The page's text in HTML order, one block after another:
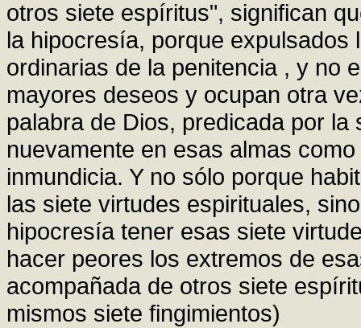
otros siete espíritus", significan
la hipocresía, porque
ordinarias de la penitencia , y no
mayores deseos y ocupan otra
palabra de Dios, predicada por
nuevamente en esas almas
inmundicia. Y no sólo porque
las siete virtudes espirituales,
hipocresía tener esas siete
hacer peores los extremos de
acompañada de otros siete
mismos siete fingimientos)